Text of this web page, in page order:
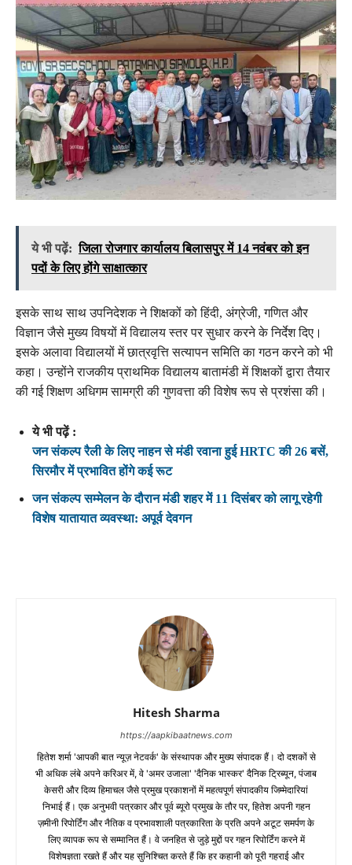
ये भी पढ़ें: जिला रोजगार कार्यालय बिलासपुर में 14 नवंबर को इन
पदों के लिए होंगे साक्षात्कार
इसके साथ साथ उपनिदेशक ने शिक्षकों को हिंदी, अंग्रेजी, गणित और
विज्ञान जैसे मुख्य विषयों में विद्यालय स्तर पर सुधार करने के निर्देश दिए।
इसके अलावा विद्यालयों में छात्रवृत्ति सत्यापन समिति का गठन करने को भी
कहा। उन्होंने राजकीय प्राथमिक विद्यालय बातामंडी में शिक्षकों द्वारा तैयार
की गई शिक्षण अधिगम सामग्री की गुणवत्ता की विशेष रूप से प्रशंसा की।
ये भी पढ़ें :
जन संकल्प रैली के लिए नाहन से मंडी रवाना हुई HRTC की 26 बसें,
सिरमौर में प्रभावित होंगे कई रूट
जन संकल्प सम्मेलन के दौरान मंडी शहर में 11 दिसंबर को लागू रहेगी
विशेष यातायात व्यवस्था: अपूर्व देवगन
Hitesh Sharma
https://aapkibaatnews.com
हितेश शर्मा 'आपकी बात न्यूज़ नेटवर्क' के संस्थापक और मुख्य संपादक हैं। दो दशकों से
भी अधिक लंबे अपने करिअर में, वे 'अमर उजाला' 'दैनिक भास्कर' दैनिक ट्रिब्यून, पंजाब
केसरी और दिव्य हिमाचल जैसे प्रमुख प्रकाशनों में महत्वपूर्ण संपादकीय जिम्मेदारियां
निभाई हैं। एक अनुभवी पत्रकार और पूर्व ब्यूरो प्रमुख के तौर पर, हितेश अपनी गहन
ज़मीनी रिपोर्टिंग और नैतिक व प्रभावशाली पत्रकारिता के प्रति अपने अटूट समर्पण के
लिए व्यापक रूप से सम्मानित हैं। वे जनहित से जुड़े मुद्दों पर गहन रिपोर्टिंग करने में
विशेषज्ञता रखते हैं और यह सुनिश्चित करते हैं कि हर कहानी को पूरी गहराई और